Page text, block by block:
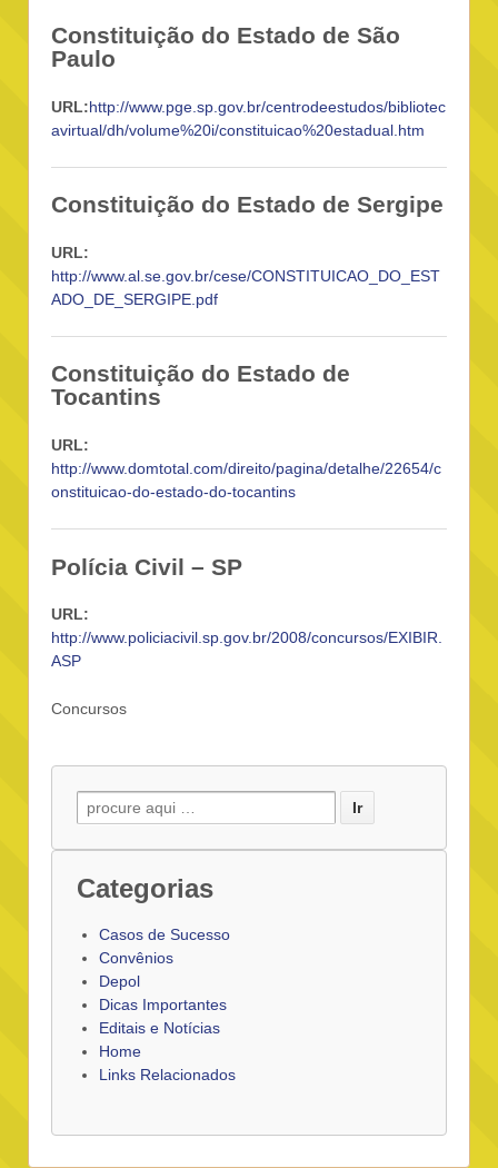
Constituição do Estado de São
Paulo
URL:http://www.pge.sp.gov.br/centrodeestudos/bibliotec
avirtual/dh/volume%20i/constituicao%20estadual.htm
Constituição do Estado de Sergipe
URL:
http://www.al.se.gov.br/cese/CONSTITUICAO_DO_EST
ADO_DE_SERGIPE.pdf
Constituição do Estado de
Tocantins
URL:
http://www.domtotal.com/direito/pagina/detalhe/22654/c
onstituicao-do-estado-do-tocantins
Polícia Civil – SP
URL:
http://www.policiacivil.sp.gov.br/2008/concursos/EXIBIR.
ASP
Concursos
Buscar por:
Categorias
Casos de Sucesso
Convênios
Depol
Dicas Importantes
Editais e Notícias
Home
Links Relacionados